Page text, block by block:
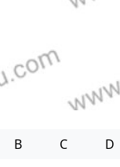
B C D